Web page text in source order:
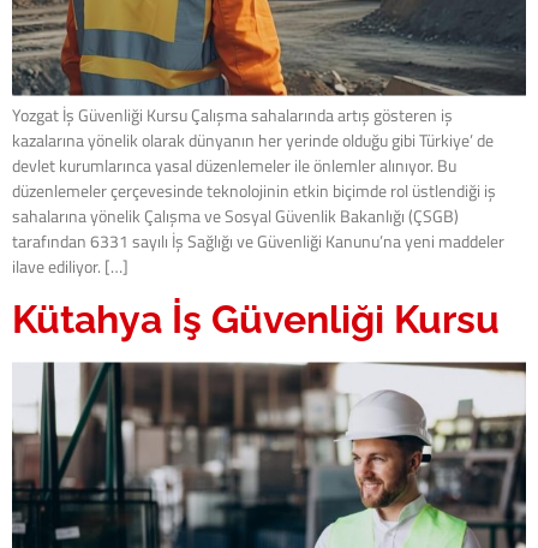
Yozgat İş Güvenliği Kursu Çalışma sahalarında artış gösteren iş
kazalarına yönelik olarak dünyanın her yerinde olduğu gibi Türkiye’ de
devlet kurumlarınca yasal düzenlemeler ile önlemler alınıyor. Bu
düzenlemeler çerçevesinde teknolojinin etkin biçimde rol üstlendiği iş
sahalarına yönelik Çalışma ve Sosyal Güvenlik Bakanlığı (ÇSGB)
tarafından 6331 sayılı İş Sağlığı ve Güvenliği Kanunu’na yeni maddeler
ilave ediliyor. […]
Kütahya İş Güvenliği Kursu